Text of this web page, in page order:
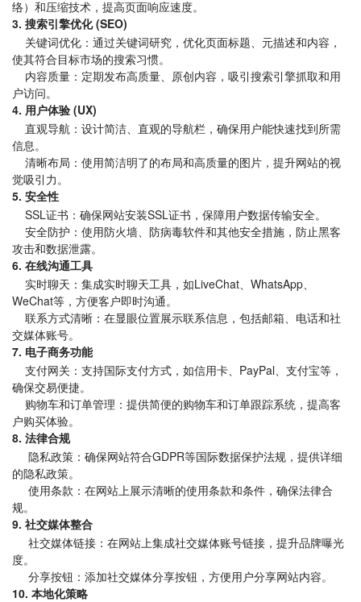
络）和压缩技术，提高页面响应速度。
3. 搜索引擎优化 (SEO)
关键词优化：通过关键词研究，优化页面标题、元描述和内容，
使其符合目标市场的搜索习惯。
内容质量：定期发布高质量、原创内容，吸引搜索引擎抓取和用
户访问。
4. 用户体验 (UX)
直观导航：设计简洁、直观的导航栏，确保用户能快速找到所需
信息。
清晰布局：使用简洁明了的布局和高质量的图片，提升网站的视
觉吸引力。
5. 安全性
SSL证书：确保网站安装SSL证书，保障用户数据传输安全。
安全防护：使用防火墙、防病毒软件和其他安全措施，防止黑客
攻击和数据泄露。
6. 在线沟通工具
实时聊天：集成实时聊天工具，如LiveChat、WhatsApp、
WeChat等，方便客户即时沟通。
联系方式清晰：在显眼位置展示联系信息，包括邮箱、电话和社
交媒体账号。
7. 电子商务功能
支付网关：支持国际支付方式，如信用卡、PayPal、支付宝等，
确保交易便捷。
购物车和订单管理：提供简便的购物车和订单跟踪系统，提高客
户购买体验。
8. 法律合规
隐私政策：确保网站符合GDPR等国际数据保护法规，提供详细
的隐私政策。
使用条款：在网站上展示清晰的使用条款和条件，确保法律合
规。
9. 社交媒体整合
社交媒体链接：在网站上集成社交媒体账号链接，提升品牌曝光
度。
分享按钮：添加社交媒体分享按钮，方便用户分享网站内容。
10. 本地化策略